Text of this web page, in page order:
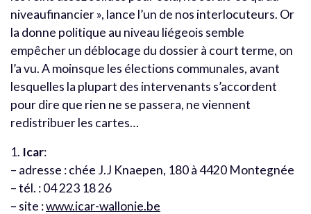
niveaufinancier », lance l’un de nos interlocuteurs. Or
la donne politique au niveau liégeois semble
empêcher un déblocage du dossier à court terme, on
l’a vu. A moinsque les élections communales, avant
lesquelles la plupart des intervenants s’accordent
pour dire que rien ne se passera, ne viennent
redistribuer les cartes…
1. Icar:
– adresse : chée J.J Knaepen, 180 à 4420 Montegnée
– tél. : 04 223 18 26
– site :www.icar-wallonie.be